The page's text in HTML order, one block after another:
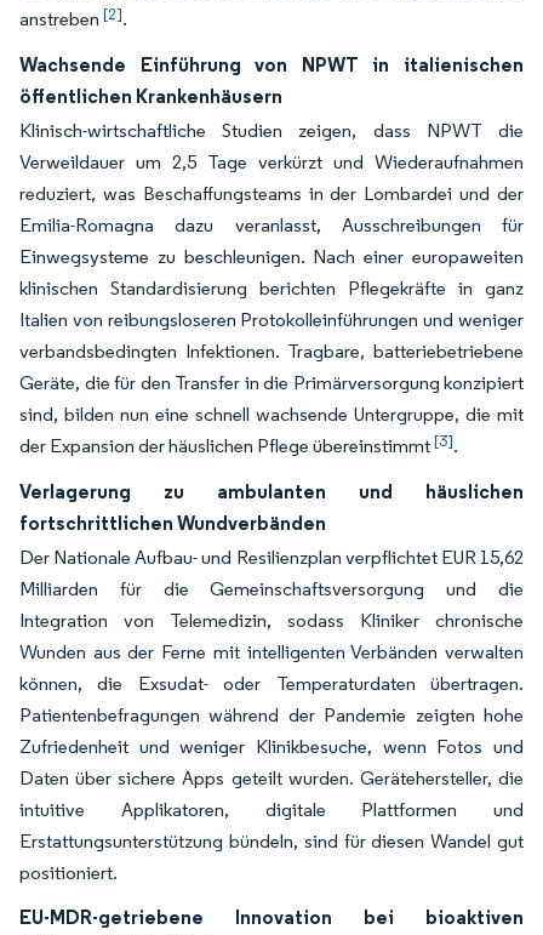
anstreben [2].
Wachsende Einführung von NPWT in italienischen
öffentlichen Krankenhäusern
Klinisch-wirtschaftliche Studien zeigen, dass NPWT die
Verweildauer um 2,5 Tage verkürzt und Wiederaufnahmen
reduziert, was Beschaffungsteams in der Lombardei und der
Emilia-Romagna dazu veranlasst, Ausschreibungen für
Einwegsysteme zu beschleunigen. Nach einer europaweiten
klinischen Standardisierung berichten Pflegekräfte in ganz
Italien von reibungsloseren Protokolleinführungen und weniger
verbandsbedingten Infektionen. Tragbare, batteriebetriebene
Geräte, die für den Transfer in die Primärversorgung konzipiert
sind, bilden nun eine schnell wachsende Untergruppe, die mit
der Expansion der häuslichen Pflege übereinstimmt[3].
Verlagerung zu ambulanten und häuslichen
fortschrittlichen Wundverbänden
Der Nationale Aufbau- und Resilienzplan verpflichtet EUR 15,62
Milliarden für die Gemeinschaftsversorgung und die
Integration von Telemedizin, sodass Kliniker chronische
Wunden aus der Ferne mit intelligenten Verbänden verwalten
können, die Exsudat- oder Temperaturdaten übertragen.
Patientenbefragungen während der Pandemie zeigten hohe
Zufriedenheit und weniger Klinikbesuche, wenn Fotos und
Daten über sichere Apps geteilt wurden. Gerätehersteller, die
intuitive Applikatoren, digitale Plattformen und
Erstattungsunterstützung bündeln, sind für diesen Wandel gut
positioniert.
EU-MDR-getriebene Innovation bei bioaktiven